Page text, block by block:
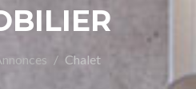
Chalet